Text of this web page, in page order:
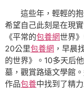
這些年，輕輕的
希望自己此刻是在現
《平常的包養網世界
20公里包養網 ，早晨
的世界》。10多天后
墓，觀賞路遠文學館
作品包養中找到了精